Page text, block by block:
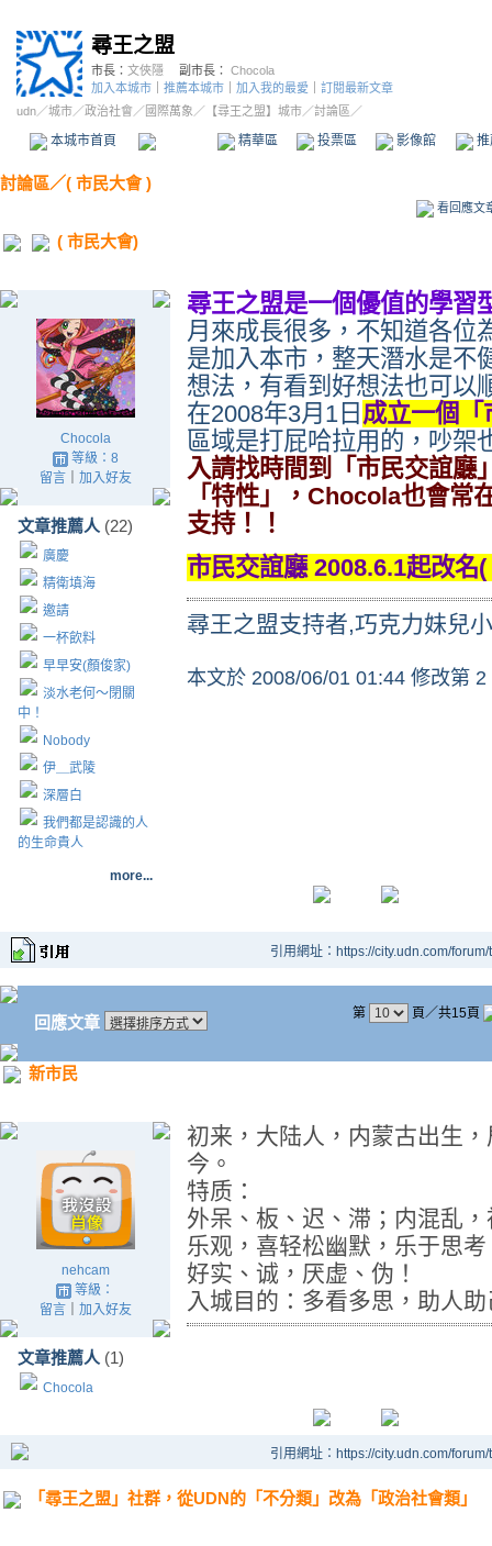
尋王之盟
市長： 文俠隱 副市長： Chocola
加入本城市
推薦本城市 加入我的最愛
訂閱最新文章
udn／城市／政治社會 ／國際萬象 ／ 【尋王之盟】城市／討論區／
本城市首頁 精華區 投票區 影像館
討論區／( 市民大會 )
看回應文
( 市民大會)
Chocola
等級：8
留言｜ 加入好友
文章推薦人 (22)
廣慶
精衛填海
邀請
一杯飲料
早早安(顏俊家)
淡水老何～閉關
中！
Nobody
伊＿武陵
深層白
我們都是認識的人
的生命貴人
more...
尋王之盟是一個優值的學習
月來成長很多，不知道各位
是加入本市，整天潛水是不
想法，有看到好想法也可以
在2008年3月 1 日 成立一個「
區域是打屁哈拉用的，吵架
入請找時間到「市民交誼廳
「特性」， Chocola也會常
支持！！
市民交誼廳 2008.6.1起改名
尋王之盟支持者,巧克力妹兒
本文於 2008/06/01 01:44 修改第 2
引用網址：https://city.udn.com/
回應文章 第 頁／共15頁
新市民
nehcam
等級：
留言｜ 加入好友
文章推薦人 (1)
Chocola
初来，大陆人，内蒙古出生
今。
特质：
外呆、板、迟、滞；内混乱
乐观，喜轻松幽默，乐于思考
好实、诚，厌虚、伪！
入城目的：多看多思，助人
引用網址：https://city.udn.com/
「尋王之盟」社群，從UDN的「不分類」改為「政治社會類」